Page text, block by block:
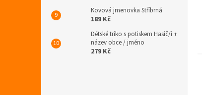
Kovová jmenovka Stříbrná
189 Kč
Dětské triko s potiskem Hasič/i +
název obce / jméno
279 Kč